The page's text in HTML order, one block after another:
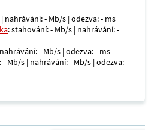
nahrávání: - Mb/s | odezva: - ms
: stahování: - Mb/s | nahrávání: -
- Mb/s | odezva: - ms
- Mb/s | nahrávání: - Mb/s | odezva: -